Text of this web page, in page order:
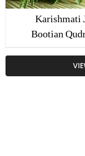
4
Bootian